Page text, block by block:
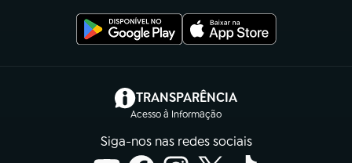
TRANSPARÊNCIA
Acesso à Informação
(abre em nova aba)
Siga-nos nas redes sociais